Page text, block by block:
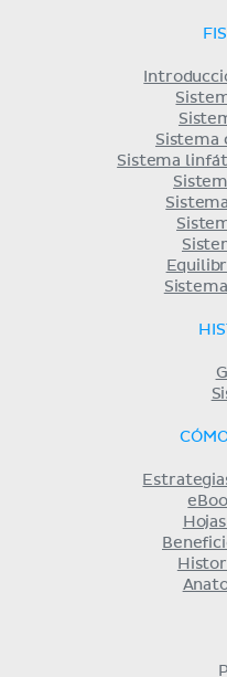
Sistema
Sistema